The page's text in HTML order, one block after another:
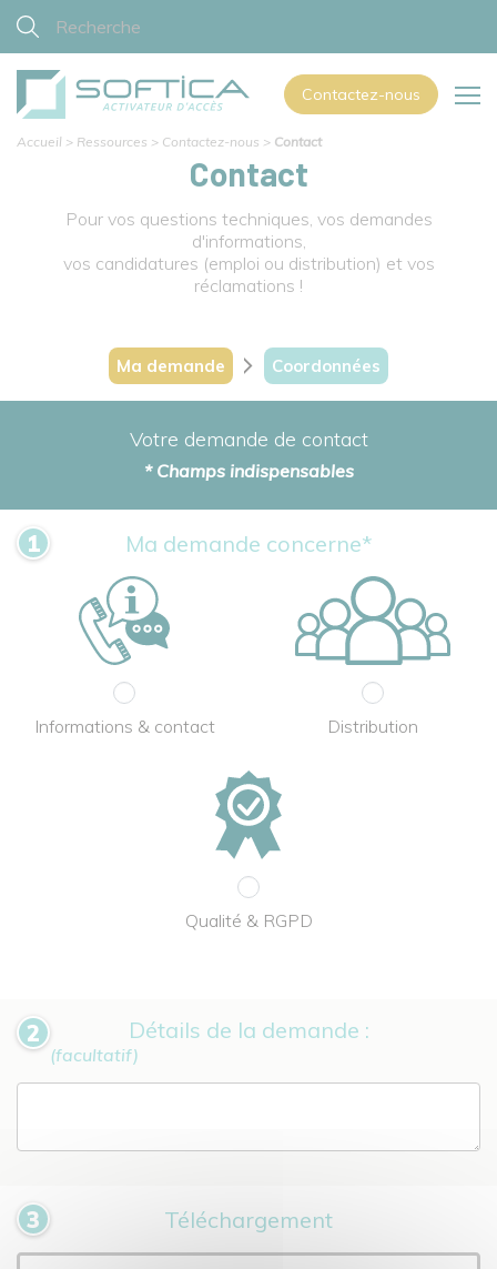
Contactez-nous
Accueil > Ressources > Contactez-nous > Contact
Contact
Pour vos questions techniques, vos demandes
d'informations,
vos candidatures (emploi ou distribution) et vos
réclamations !
Ma demande Coordonnées
Votre demande de contact
* Champs indispensables
Ma demande concerne*
Informations & contact Distribution
Qualité & RGPD
Détails de la demande :
(facultatif)
Téléchargement